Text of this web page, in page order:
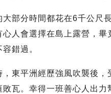
大部分時間都花在6千公尺
心人會選擇在島上露營，畢
錯過。
，東平洲經歷強風吹襲後，
敗瓦。幸得一班善心人出力